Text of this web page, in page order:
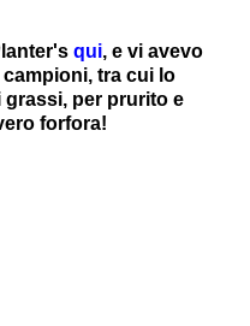
qui, e vi avevo
tra cui lo
per prurito e
forfora!